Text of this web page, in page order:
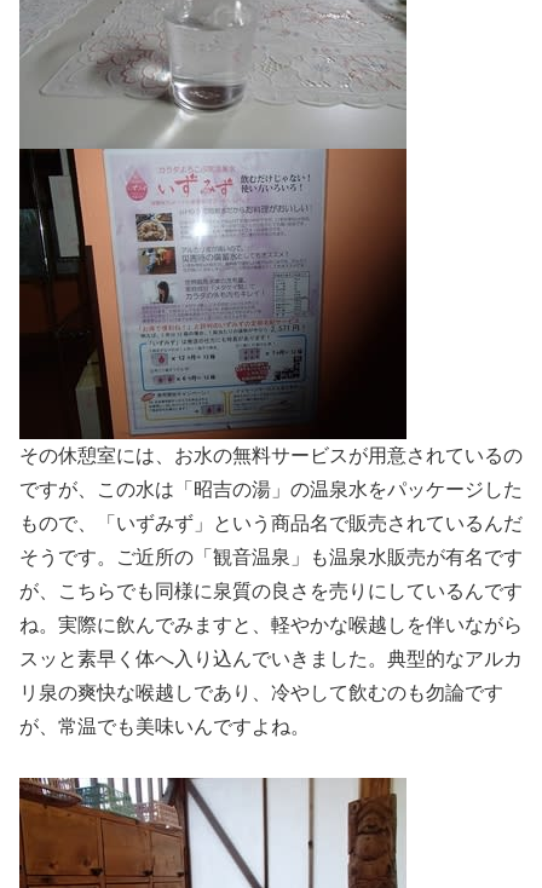
その休憩室には、お水の無料サービスが用意されているの
ですが、この水は「昭吉の湯」の温泉水をパッケージした
もので、「いずみず」という商品名で販売されているんだ
そうです。ご近所の「観音温泉」も温泉水販売が有名です
が、こちらでも同様に泉質の良さを売りにしているんです
ね。実際に飲んでみますと、軽やかな喉越しを伴いながら
スッと素早く体へ入り込んでいきました。典型的なアルカ
リ泉の爽快な喉越しであり、冷やして飲むのも勿論です
が、常温でも美味いんですよね。